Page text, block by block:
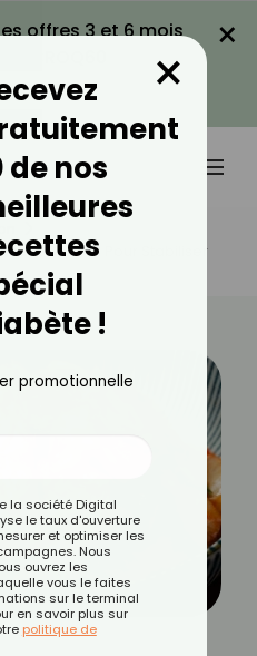
offres 3 et 6 mois
PROMO
×
Coréen Pour Stabiliser
de nos
!
×
promotionnelle
la société Digital
le taux d'ouverture
et optimiser les
Nous
ouvrez les
vous le faites
sur le terminal
en savoir plus sur
politique de